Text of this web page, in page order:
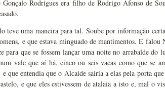
Gonçalo Rodrigues era filho de Rodrigo Afonso de
teve uma maneira para tal. Soube por informação
e que estava minguado de mantimentos. E
para que se fossem lançar uma noite no arrabalde do
vale que aí há, cinco ou seis vacas como que se
que entendia que o Alcaide sairia a elas pela porta
e que eles estivessem de atalaia a isto e, mal o